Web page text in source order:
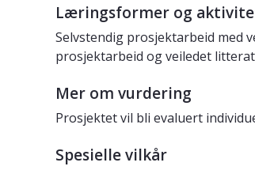
Læringsformer og
Selvstendig prosjektarbeid med
prosjektarbeid og veiledet
Mer om vurdering
Prosjektet vil bli evaluert
Spesielle vilkår